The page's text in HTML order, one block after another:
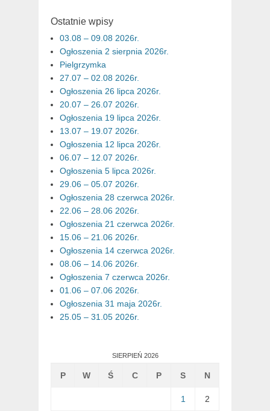
Ostatnie wpisy
03.08 – 09.08 2026r.
Ogłoszenia 2 sierpnia 2026r.
Pielgrzymka
27.07 – 02.08 2026r.
Ogłoszenia 26 lipca 2026r.
20.07 – 26.07 2026r.
Ogłoszenia 19 lipca 2026r.
13.07 – 19.07 2026r.
Ogłoszenia 12 lipca 2026r.
06.07 – 12.07 2026r.
Ogłoszenia 5 lipca 2026r.
29.06 – 05.07 2026r.
Ogłoszenia 28 czerwca 2026r.
22.06 – 28.06 2026r.
Ogłoszenia 21 czerwca 2026r.
15.06 – 21.06 2026r.
Ogłoszenia 14 czerwca 2026r.
08.06 – 14.06 2026r.
Ogłoszenia 7 czerwca 2026r.
01.06 – 07.06 2026r.
Ogłoszenia 31 maja 2026r.
25.05 – 31.05 2026r.
SIERPIEŃ 2026
P W Ś C P S N
1 2